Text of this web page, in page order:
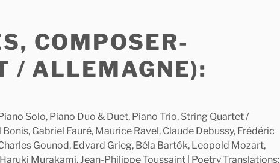
COMPOSER-
/ ALLEMAGNE):
Solo, Piano Duo & Duet, Piano Trio, String Quartet /
Gabriel Fauré, Maurice Ravel, Claude Debussy, Frédéric
Gounod, Edvard Grieg, Béla Bartók, Leopold Mozart,
Murakami, Jean-Philippe Toussaint | Poetry Translations: